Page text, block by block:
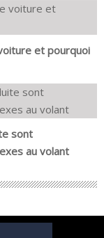
et pourquoi
sont
au volant